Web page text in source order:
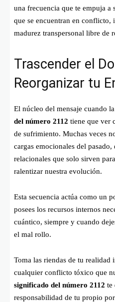
una frecuencia que te empuja a
que se encuentran en conflicto,
madurez transpersonal libre de
Trascender el
Reorganizar tu
El núcleo del mensaje cuando
del número 2112 tiene que ver
de sufrimiento. Muchas veces
cargas emocionales del
relacionales que solo sirven
ralentizar nuestra evolución.
Esta secuencia actúa como un
posees los recursos internos
cuántico, siempre y cuando
el mal rollo.
Toma las riendas de tu realidad
cualquier conflicto tóxico que
significado del número 2112 te
responsabilidad de tu propio